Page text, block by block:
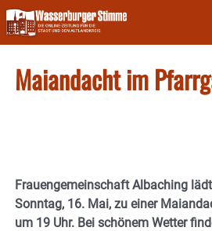
Skip
to
content
Maiandacht im
Frauengemeinschaft Albaching
Sonntag, 16. Mai, zu einer
um 19 Uhr. Bei schönem Wetter